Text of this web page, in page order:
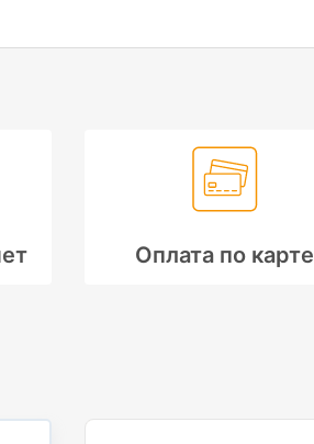
Оплата по карте